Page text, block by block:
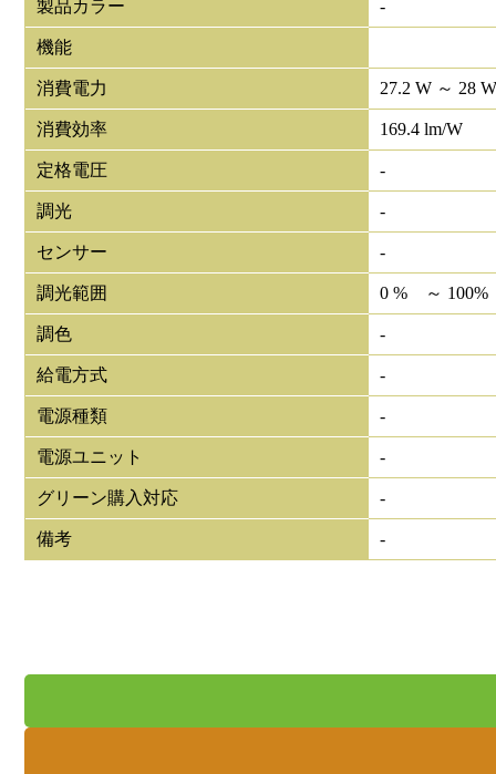
製品カラー -
機能
消費電力 27.2 W ～ 28
消費効率 169.4 lm/W
定格電圧 -
調光 -
センサー -
調光範囲 0 % ～ 100%
調色 -
給電方式 -
電源種類 -
電源ユニット -
グリーン購入対応 -
備考 -